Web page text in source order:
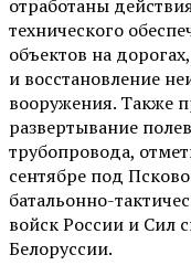
отработаны
технического
объектов на
и восстановление
вооружения. Также
развертывание
трубопровода,
сентябре под
батальонно-
войск России и Сил
Белоруссии.